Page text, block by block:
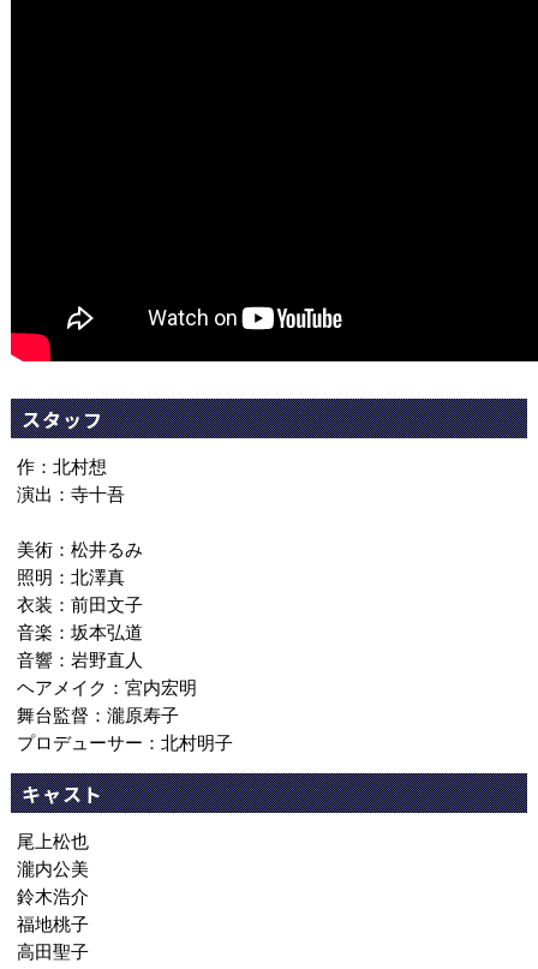
スタッフ
作：北村想
演出：寺十吾
美術：松井るみ
照明：北澤真
衣装：前田文子
音楽：坂本弘道
音響：岩野直人
ヘアメイク：宮内宏明
舞台監督：瀧原寿子
プロデューサー：北村明子
キャスト
尾上松也
瀧内公美
鈴木浩介
福地桃子
高田聖子